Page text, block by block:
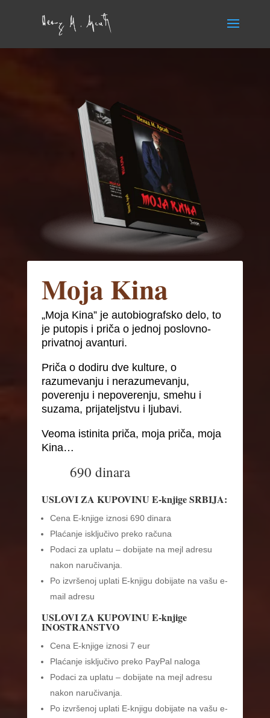
Moja Kina
„Moja Kina” je autobiografsko delo, to
je putopis i priča o jednoj poslovno-
privatnoj avanturi.
Priča o dodiru dve kulture, o
razumevanju i nerazumevanju,
poverenju i nepoverenju, smehu i
suzama, prijateljstvu i ljubavi.
Veoma istinita priča, moja priča, moja
Kina…
690 dinara
USLOVI ZA KUPOVINU E-knjige SRBIJA:
Cena E-knjige iznosi 690 dinara
Plaćanje isključivo preko računa
Podaci za uplatu – dobijate na mejl adresu
nakon naručivanja.
Po izvršenoj uplati E-knjigu dobijate na vašu e-
mail adresu
USLOVI ZA KUPOVINU E-knjige
INOSTRANSTVO
Cena E-knjige iznosi 7 eur
Plaćanje isključivo preko PayPal naloga
Podaci za uplatu – dobijate na mejl adresu
nakon naručivanja.
Po izvršenoj uplati E-knjigu dobijate na vašu e-